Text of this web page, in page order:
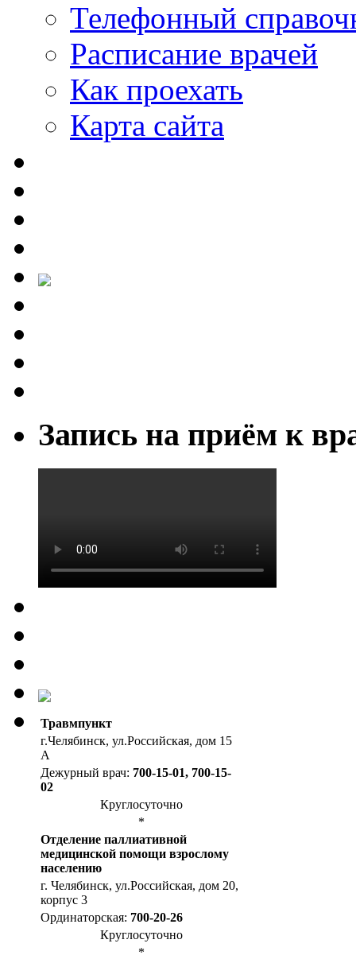
Телефонный
Расписание врачей
Как проехать
Карта сайта
Запись на приём к
Травмпункт
г.Челябинск, ул.Российская, дом 15
А
Дежурный врач: 700-15-01, 700-15-
02
Круглосуточно
*
Отделение паллиативной
медицинской помощи взрослому
населению
г. Челябинск, ул.Российская, дом 20,
корпус 3
Ординаторская: 700-20-26
Круглосуточно
*